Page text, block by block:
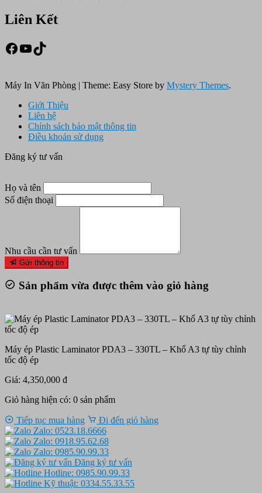
Liên Kết
Facebook
Youtube
TikTok
Máy In Văn Phòng | Theme: Easy Store by Mystery Themes.
Giới Thiệu
Liên hệ
Chính sách bảo mật thông tin
Điều khoản sử dụng
Đăng ký tư vấn
Họ và tên
Số điện thoại
Nhu cầu cần tư vấn
Gửi thông tin
Sản phẩm vừa được thêm vào giỏ hàng
Máy ép Plastic Laminator PDA3 – 330TL – Khổ A3 tự tùy chỉnh
tốc độ ép
Giá: 4,350,000 đ
Giỏ hàng hiện có: 0 sản phẩm
Tiếp tục mua hàng
Đi đến giỏ hàng
Zalo: 0523.18.6666
Zalo: 0918.95.62.68
Zalo: 0985.90.99.33
Đăng ký tư vấn
Hotline: 0985.90.99.33
Kỹ thuật: 0334.55.33.55